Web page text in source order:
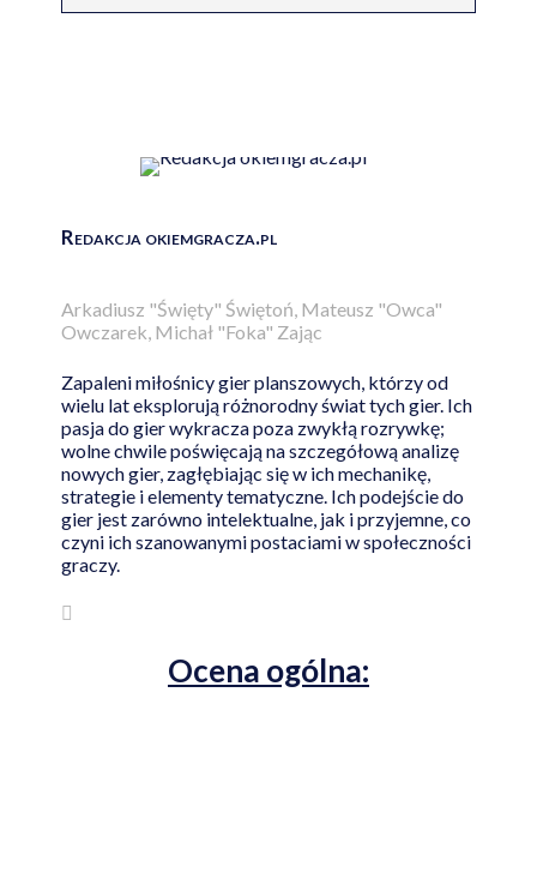
Redakcja okiemgracza.pl
Arkadiusz "Święty" Świętoń, Mateusz "Owca"
Owczarek, Michał "Foka" Zając
Zapaleni miłośnicy gier planszowych, którzy od
wielu lat eksplorują różnorodny świat tych gier. Ich
pasja do gier wykracza poza zwykłą rozrywkę;
wolne chwile poświęcają na szczegółową analizę
nowych gier, zagłębiając się w ich mechanikę,
strategie i elementy tematyczne. Ich podejście do
gier jest zarówno intelektualne, jak i przyjemne, co
czyni ich szanowanymi postaciami w społeczności
graczy.
Ocena ogólna: